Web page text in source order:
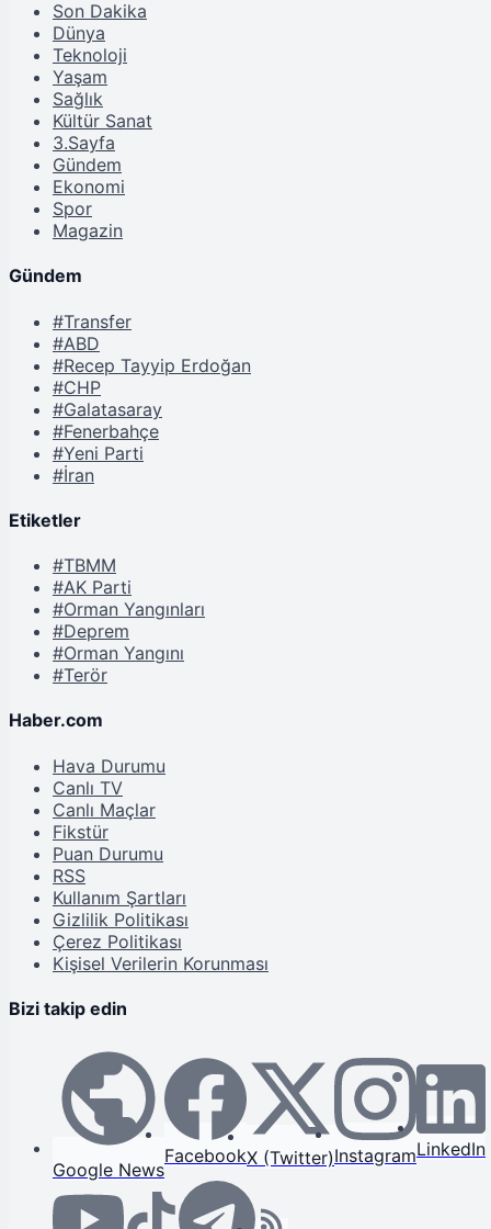
Son Dakika
Dünya
Teknoloji
Yaşam
Sağlık
Kültür Sanat
3.Sayfa
Gündem
Ekonomi
Spor
Magazin
Gündem
#Transfer
#ABD
#Recep Tayyip Erdoğan
#CHP
#Galatasaray
#Fenerbahçe
#Yeni Parti
#İran
Etiketler
#TBMM
#AK Parti
#Orman Yangınları
#Deprem
#Orman Yangını
#Terör
Haber.com
Hava Durumu
Canlı TV
Canlı Maçlar
Fikstür
Puan Durumu
RSS
Kullanım Şartları
Gizlilik Politikası
Çerez Politikası
Kişisel Verilerin Korunması
Bizi takip edin
Google News
FacebookX (Twitter)InstagramLinkedIn